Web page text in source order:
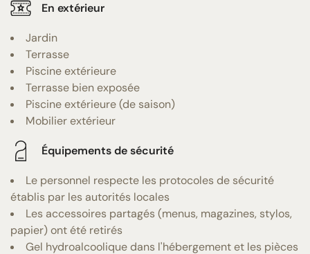
En extérieur
Jardin
Terrasse
Piscine extérieure
Terrasse bien exposée
Piscine extérieure (de saison)
Mobilier extérieur
Équipements de sécurité
Le personnel respecte les protocoles de sécurité
établis par les autorités locales
Les accessoires partagés (menus, magazines, stylos,
papier) ont été retirés
Gel hydroalcoolique dans l'hébergement et les pièces